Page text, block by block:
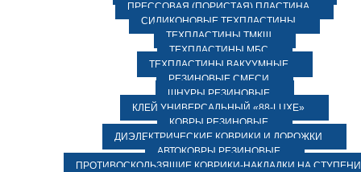
ПРЕССОВАЯ (ПОРИСТАЯ) ПЛАСТИНА
СИЛИКОНОВЫЕ ТЕХПЛАСТИНЫ
ТЕХПЛАСТИНЫ ТМКЩ
ТЕХПЛАСТИНЫ МБС
ТЕХПЛАСТИНЫ ВАКУУМНЫЕ
РЕЗИНОВЫЕ СМЕСИ
ШНУРЫ РЕЗИНОВЫЕ
КЛЕЙ УНИВЕРСАЛЬНЫЙ «88-LUXE»
КОВРЫ РЕЗИНОВЫЕ
ДИЭЛЕКТРИЧЕСКИЕ КОВРИКИ И ДОРОЖКИ
АВТОКОВРЫ РЕЗИНОВЫЕ
ПРОТИВОСКОЛЬЗЯЩИЕ КОВРИКИ-НАКЛАДКИ НА СТУПЕНИ